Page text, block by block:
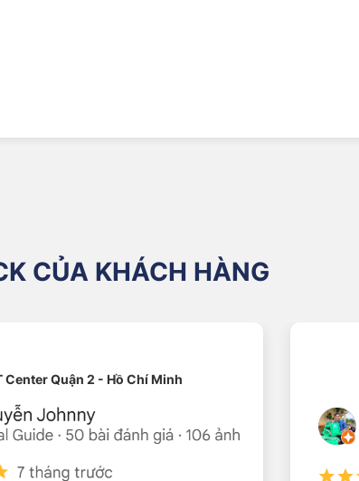
khi đi qua đường gồ ghề.
trên mặt đường ướt.
CỦA KHÁCH HÀNG
Center Quận 2 - Hồ Chí Minh